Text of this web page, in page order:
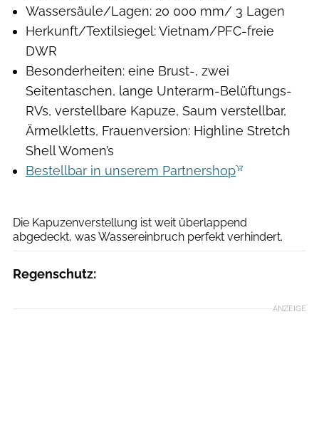
Wassersäule/Lagen: 20 000 mm/ 3 Lagen
Herkunft/Textilsiegel: Vietnam/PFC-freie
DWR
Besonderheiten: eine Brust-, zwei
Seitentaschen, lange Unterarm-Belüftungs-
RVs, verstellbare Kapuze, Saum verstellbar,
Ärmelkletts, Frauenversion: Highline Stretch
Shell Women’s
Bestellbar in unserem Partnershop
Die Kapuzenverstellung ist weit überlappend
abgedeckt, was Wassereinbruch perfekt verhindert.
Regenschutz:
ANZEIGE